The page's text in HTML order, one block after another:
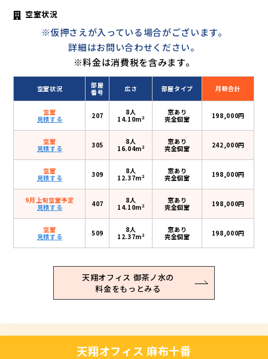
空室状況
※仮押さえが入っている場合がございます。
詳細はお問い合わせください。
※料金は消費税を含みます。
空室状況
部屋
番号
広さ 部屋タイプ 月額合計
空室
見積する
207
8人
14.10m2
窓あり
完全個室
198,000円
空室
見積する
305
8人
16.04m2
窓あり
完全個室
242,000円
空室
見積する
309
8人
12.37m2
窓あり
完全個室
198,000円
9月上旬空室予定
見積する
407
8人
14.10m2
窓あり
完全個室
198,000円
空室
見積する
509
8人
12.37m2
窓あり
完全個室
198,000円
天翔オフィス 御茶ノ水の
料金をもっとみる
天翔オフィス 麻布十番